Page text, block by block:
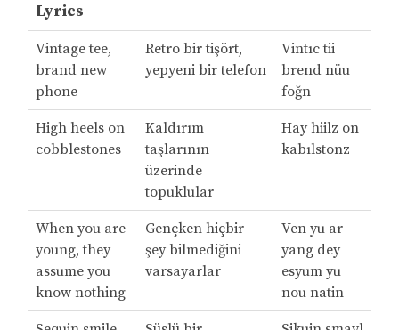
Lyrics
Vintage tee,
brand new
phone
Retro bir tişört,
yepyeni bir telefon
Vintıc tii
brend nüu
foğn
High heels on
cobblestones
Kaldırım
taşlarının
üzerinde
topuklular
Hay hiilz on
kabılstonz
When you are
young, they
assume you
know nothing
Gençken hiçbir
şey bilmediğini
varsayarlar
Ven yu ar
yang dey
esyum yu
nou natin